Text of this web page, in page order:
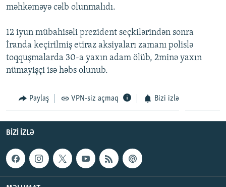
İZ - MƏDƏNIYYƏT PROQRAMI
MATERIALLARIMIZDAN ISTIFADƏ
BIZIMLƏ ƏLAQƏ
XƏBƏR BÜLLETENLƏRIMIZ
RFE/RL-in bütün saytları
məhkəməyə cəlb olunmalıdı.
12 iyun mübahisəli prezident seçkilərindən sonra
İranda keçirilmiş etiraz aksiyaları zamanı polislə
toqquşmalarda 30-a yaxın adam ölüb, 2minə yaxın
nümayişçi isə həbs olunub.
Paylaş VPN-siz açmaq Bizi izlə
BIZI IZLƏ